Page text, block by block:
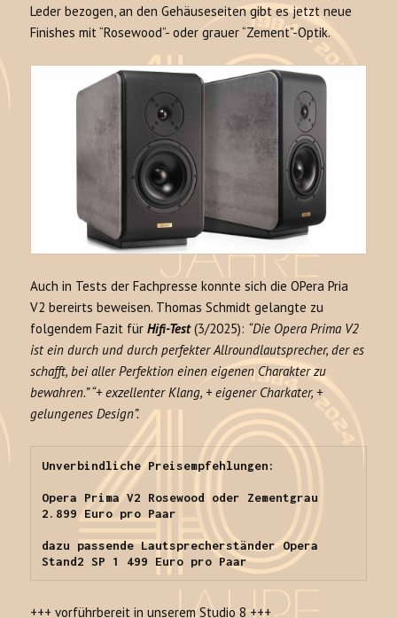
Leder bezogen, an den Gehäuseseiten gibt es jetzt neue
Finishes mit “Rosewood”- oder grauer “Zement”-Optik.
Auch in Tests der Fachpresse konnte sich die OPera Pria
V2 bereirts beweisen. Thomas Schmidt gelangte zu
folgendem Fazit fürHifi-Test(3/2025): “Die Opera Prima V2
ist ein durch und durch perfekter Allroundlautsprecher, der es
schafft, bei aller Perfektion einen eigenen Charakter zu
bewahren.” “+ exzellenter Klang, + eigener Charkater, +
gelungenes Design”.
Unverbindliche Preisempfehlungen:
Opera Prima V2 Rosewood oder Zementgrau
2.899 Euro pro Paar
dazu passende Lautsprecherständer Opera
Stand2 SP 1 499 Euro pro Paar
+++ vorführbereit in unserem Studio 8 +++